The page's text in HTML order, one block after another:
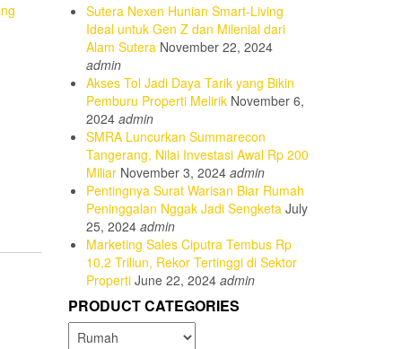
Sutera Nexen Hunian Smart-Living
Ideal untuk Gen Z dan Milenial dari
Alam Sutera November 22, 2024
admin
Akses Tol Jadi Daya Tarik yang Bikin
Pemburu Properti Melirik November 6,
2024 admin
SMRA Luncurkan Summarecon
Tangerang, Nilai Investasi Awal Rp 200
Miliar November 3, 2024 admin
Pentingnya Surat Warisan Biar Rumah
Peninggalan Nggak Jadi Sengketa July
25, 2024 admin
Marketing Sales Ciputra Tembus Rp
10,2 Triliun, Rekor Tertinggi di Sektor
Properti June 22, 2024 admin
PRODUCT CATEGORIES